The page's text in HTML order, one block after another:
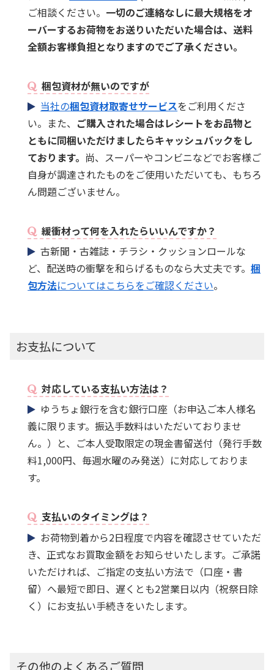
ご相談ください。 一切のご連絡なしに最大規格をオ
ーバーするお荷物をお送りいただいた場合は、送料
全額お客様負担となりますのでご了承ください。
梱包資材が無いのですが
当社の梱包資材取寄せサービスをご利用くださ
い。また、 ご購入された場合はレシートをお品物と
ともに同梱いただけましたらキャッシュバックをし
ております。 尚、スーパーやコンビニなどでお客様ご
自身が調達されたものをご使用いただいても、もちろ
ん問題ございません。
緩衝材って何を入れたらいいんですか？
古新聞・古雑誌・チラシ・クッションロールな
ど、配送時の衝撃を和らげるものなら大丈夫です。梱
包方法についてはこちらをご確認ください。
お支払について
対応している支払い方法は？
ゆうちょ銀行を含む銀行口座（お申込ご本人様名
義に限ります。振込手数料はいただいておりませ
ん。）と、ご本人受取限定の現金書留送付（発行手数
料1,000円、毎週水曜のみ発送）に対応しておりま
す。
支払いのタイミングは？
お荷物到着から2日程度で内容を確認させていただ
き、正式なお買取金額をお知らせいたします。ご承諾
いただければ、ご指定の支払い方法で（口座・書
留）へ最短で即日、遅くとも2営業日以内（祝祭日除
く）にお支払い手続きをいたします。